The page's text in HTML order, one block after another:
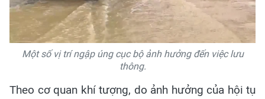
Một số vị trí ngập úng cục bộ ảnh hưởng đến việc lưu
thông.
Theo cơ quan khí tượng, do ảnh hưởng của hội tụ